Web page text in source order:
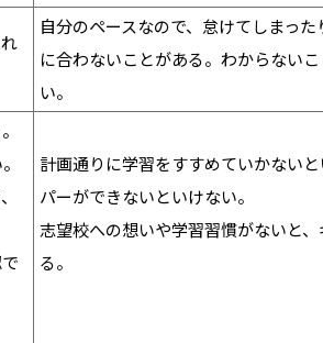
自分のペースなので、怠けてしまっ
に合わないことがある。わからない
い。
計画通りに学習をすすめていかない
パーができないといけない。
志望校への想いや学習習慣がないと
る。